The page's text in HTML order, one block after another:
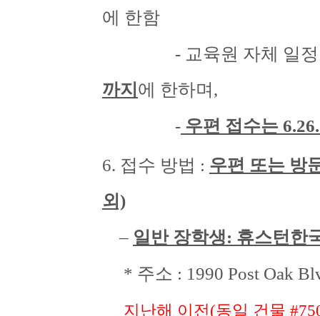
에 한함
- 교육원 자체 일정
까지 에 한하며,
- 우편 접수는
6. 접수 방법 : 우편 또는 방
외)
– 일반 장학생: 휴스턴한
* 주소 : 1990 Post Oak
지난해 이전(동일 건물